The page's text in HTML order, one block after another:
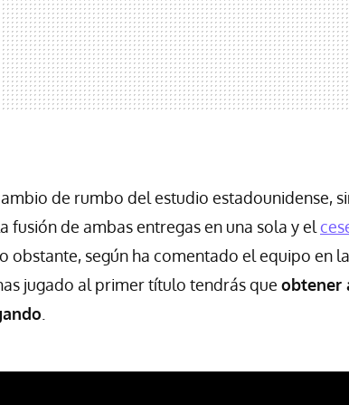
de rumbo del estudio estadounidense,
fusión de ambas entregas en una sola y el
obstante, según ha comentado el equipo en
jugado al primer título tendrás que obtener